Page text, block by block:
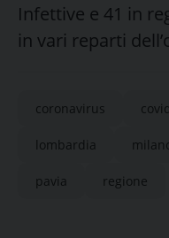
Infettive e 41 in
in vari reparti
coronavirus
lombardia
pavia regione